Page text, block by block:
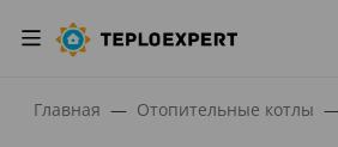
Главная Отопительные котлы